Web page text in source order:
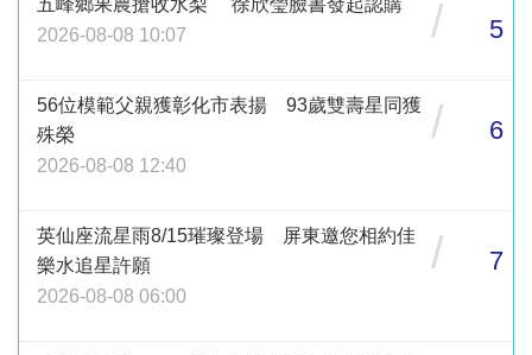
五峰鄉果農搶收水梨 徐欣瑩臉書發起認購
2026-08-08 10:07
/ 5
56位模範父親獲彰化市表揚 93歲雙壽星同獲
殊榮
2026-08-08 12:40
/ 6
英仙座流星雨8/15璀璨登場 屏東邀您相約佳
樂水追星許願
2026-08-08 06:00
/ 7